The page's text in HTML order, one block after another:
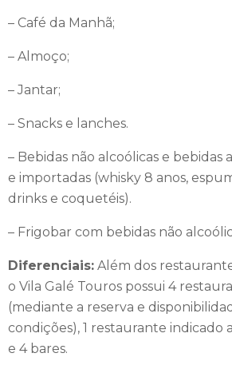
salas modulares e salões ideais para
congressos e encontros empresariais.
Consulte pacotes para suas férias no Vila
Hotel. Conheça nossas promoções de
Nós da Litoral Verde Viagens também
ou evento para viajar para este Resort,
contato com nosso setor de grupos e
– Café da Manhã;
– Almoço;
– Jantar;
– Snacks e lanches.
– Bebidas não alcoólicas e bebidas
e importadas (whisky 8 anos,
drinks e coquetéis).
– Frigobar com bebidas não
Diferenciais: Além dos
o Vila Galé Touros possui 4
(mediante a reserva e
condições), 1 restaurante indicado
e 4 bares.